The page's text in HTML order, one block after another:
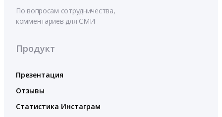
По вопросам сотрудничества,
комментариев для СМИ
Продукт
Презентация
Отзывы
Статистика Инстаграм